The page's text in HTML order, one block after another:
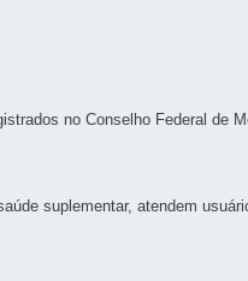
no Conselho Federal de
suplementar, atendem